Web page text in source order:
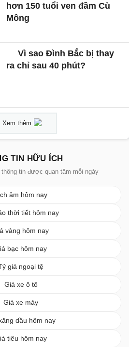
hơn 150 tuổi ven đầm Cù
Mông
Vì sao Đình Bắc bị thay
ra chỉ sau 40 phút?
Xem thêm
TIN HỮU ÍCH
tin được quan tâm mỗi ngày
âm hôm nay
thời tiết hôm nay
vàng hôm nay
bạc hôm nay
giá ngoại tệ
Giá xe ô tô
Giá xe máy
dầu hôm nay
tiêu hôm nay